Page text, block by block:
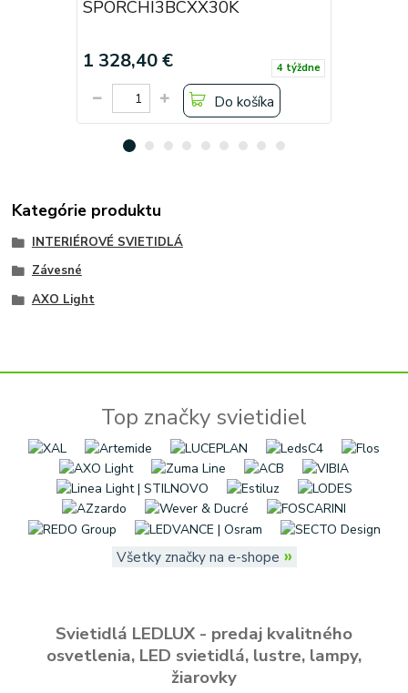
SPORCHI3BCXX30K
1 328,40 € 4 týždne
Do košíka
Kategórie produktu
INTERIÉROVÉ SVIETIDLÁ
Závesné
AXO Light
Top značky svietidiel
Všetky značky na e-shope »
Svietidlá LEDLUX - predaj kvalitného
osvetlenia, LED svietidlá, lustre, lampy,
žiarovky